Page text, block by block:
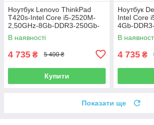
Ноутбук Lenovo ThinkPad
T420s-Intel Core i5-2520M-
2,50GHz-8Gb-DDR3-250Gb-
HDD-W14-Web-(B)-Б/В
В наявності
4 735 ₴ 5 400 ₴
Купити
Ноутбук
Intel Core
4Gb-
R-W15,6-
В
4 735 ₴
Показати ще